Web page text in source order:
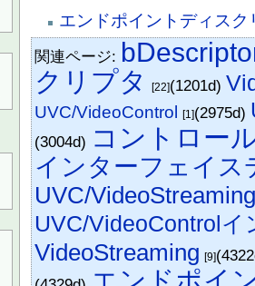
エンドポイントディスク
関連ページ:
クリプタ
[22](1201d)
UVC/VideoControl [1](2975d)
(3004d) コントロー
インターフェイス
UVC/
UVC/VideoControl
VideoStreaming [9]
エンドポイ